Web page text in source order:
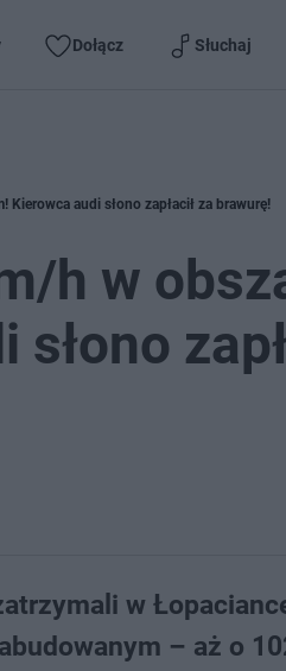
Dołącz Słuchaj
audi słono zapłacił za brawurę!
h w
słono
w
– aż o